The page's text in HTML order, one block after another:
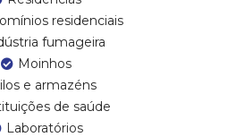
residenciais
fumageira
Moinhos
e armazéns
de saúde
Laboratórios